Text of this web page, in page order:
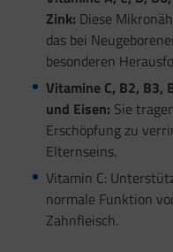
Zink: Diese
das bei
besonderen
Vitamine C, B2, B3,
und Eisen: Sie
Erschöpfung zu
Elternseins.
Vitamin C:
normale Funktion
Zahnfleisch.